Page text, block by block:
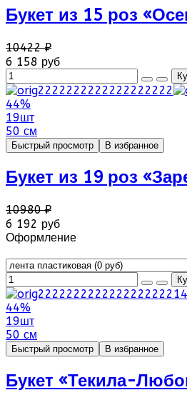
Букет из 15 роз
10422 ₽
6 158 руб
44%
19шт
50 см
Быстрый просмотр В избранное
Букет из 19 роз
10980 ₽
6 192 руб
Оформление
44%
19шт
50 см
Быстрый просмотр В избранное
Букет «Текила-